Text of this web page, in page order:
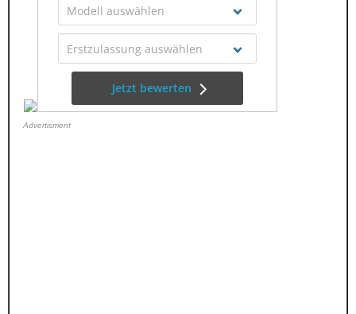
Advertisment